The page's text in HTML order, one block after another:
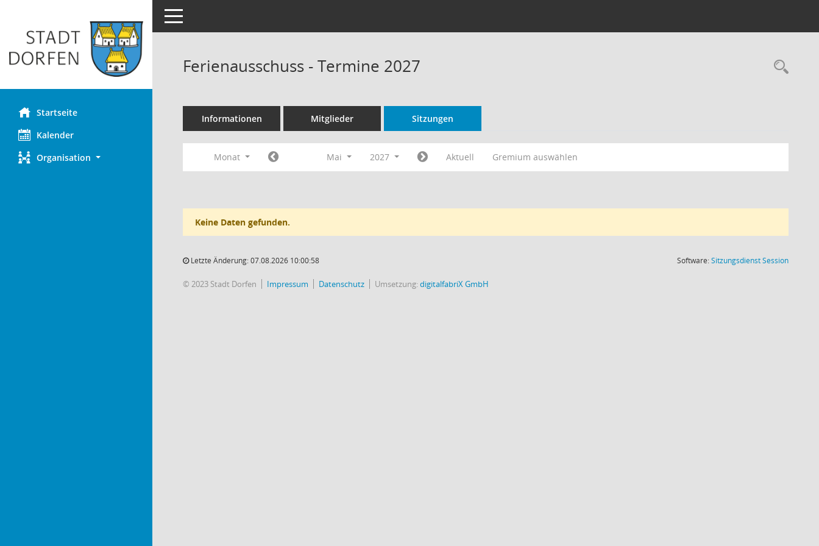
Startseite
Kalender
Organisation
Toggle navigation
Ferienausschuss - Termine 2027
Informationen Mitglieder Sitzungen
Monat Mai 2027 Aktuell Gremium auswählen
Keine Daten gefunden.
Letzte Änderung: 07.08.2026 10:00:58 Software:SitzungsdienstSession(Wird in
© 2023 Stadt Dorfen Impressum Datenschutz Umsetzung:digitalfabriX GmbH